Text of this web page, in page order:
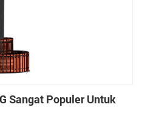
Sangat Populer Untuk